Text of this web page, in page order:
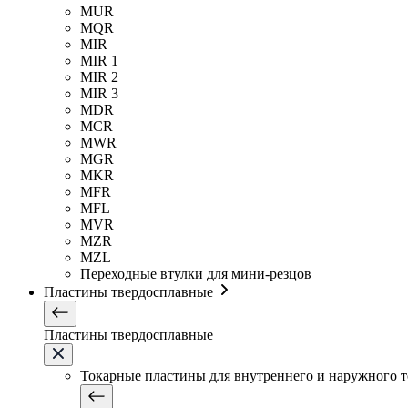
MUR
MQR
MIR
MIR 1
MIR 2
MIR 3
MDR
MCR
MWR
MGR
MKR
MFR
MFL
MVR
MZR
MZL
Переходные втулки для мини-резцов
Пластины твердосплавные
Пластины твердосплавные
Токарные пластины для внутреннего и наружного